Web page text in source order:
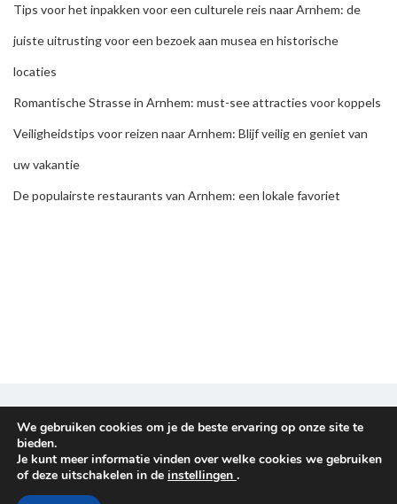
Tips voor het inpakken voor een culturele reis naar Arnhem: de
juiste uitrusting voor een bezoek aan musea en historische
locaties
Romantische Strasse in Arnhem: must-see attracties voor koppels
Veiligheidstips voor reizen naar Arnhem: Blijf veilig en geniet van
uw vakantie
De populairste restaurants van Arnhem: een lokale favoriet
Copyright © 2026 Reisplanners. All rights reserved.
Proudly powered by
We gebruiken cookies om je de beste ervaring op onze site te
bieden.
Je kunt meer informatie vinden over welke cookies we gebruiken
of deze uitschakelen in de instellingen .